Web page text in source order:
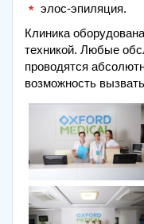
элос-эпиляция.
Клиника
техникой. Любые
проводятся
возможность